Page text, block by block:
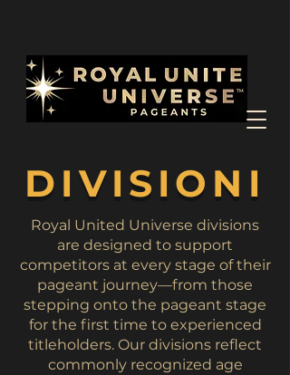
DIVISIONI
Royal United Universe divisions
are designed to support
competitors at every stage of their
pageant journey—from those
stepping onto the pageant stage
for the first time to experienced
titleholders. Our divisions reflect
commonly recognized age